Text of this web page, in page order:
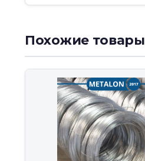
Похожие товары